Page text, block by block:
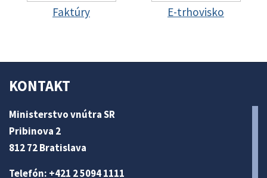
Faktúry E-trhovisko
KONTAKT
Ministerstvo vnútra SR
Pribinova 2
812 72 Bratislava
Telefón: +421 2 5094 1111